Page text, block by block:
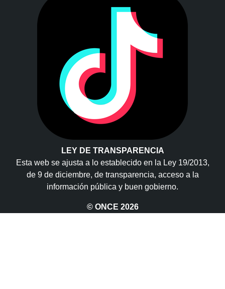
LEY DE TRANSPARENCIA
Esta web se ajusta a lo establecido en la Ley 19/2013,
de 9 de diciembre, de transparencia, acceso a la
información pública y buen gobierno.
© ONCE 2026